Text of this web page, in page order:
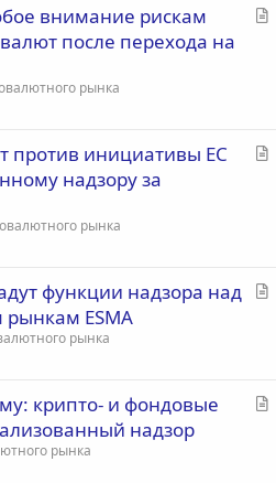
С
внимание рискам
после перехода на
рынка
С
против инициативы ЕС
надзору за
рынка
С
я
функции надзора над
ESMA
рынка
С
крипто- и фондовые
надзор
рынка